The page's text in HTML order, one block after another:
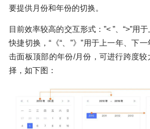
要提供月份和年份的切换。
目前效率较高的交互形式：”< ”、“>”用
快捷切换，“《“、”》”用于上一年、下
击面板顶部的年份/月份，可进行跨度
择，如下图：